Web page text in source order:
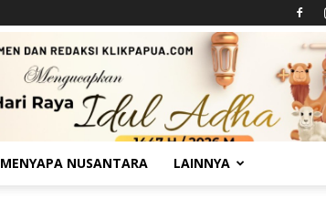
MENYAPA NUSANTARA LAINNYA